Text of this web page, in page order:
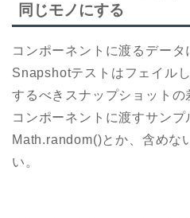
同じモノにする
コンポーネントに渡るデー
Snapshotテストはフェイル
するべきスナップショットの
コンポーネントに渡すサンプ
Math.random()とか、含めな
い。